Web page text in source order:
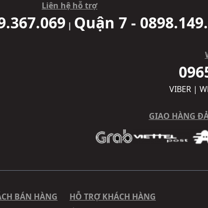
Liên hệ hỗ trợ
| Quận 7 -
VIBER |
GIAO HÀNG
BÁN HÀNG HỖ TRỢ KHÁCH HÀNG